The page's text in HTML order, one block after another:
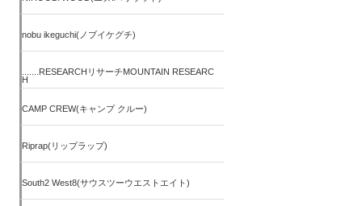
nobu ikeguchi(ノブイケグチ)
.......RESEARCHリサーチMOUNTAIN RESEARC
H
CAMP CREW(キャンプ クルー)
Riprap(リップラップ)
South2 West8(サウスツーウエストエイト)